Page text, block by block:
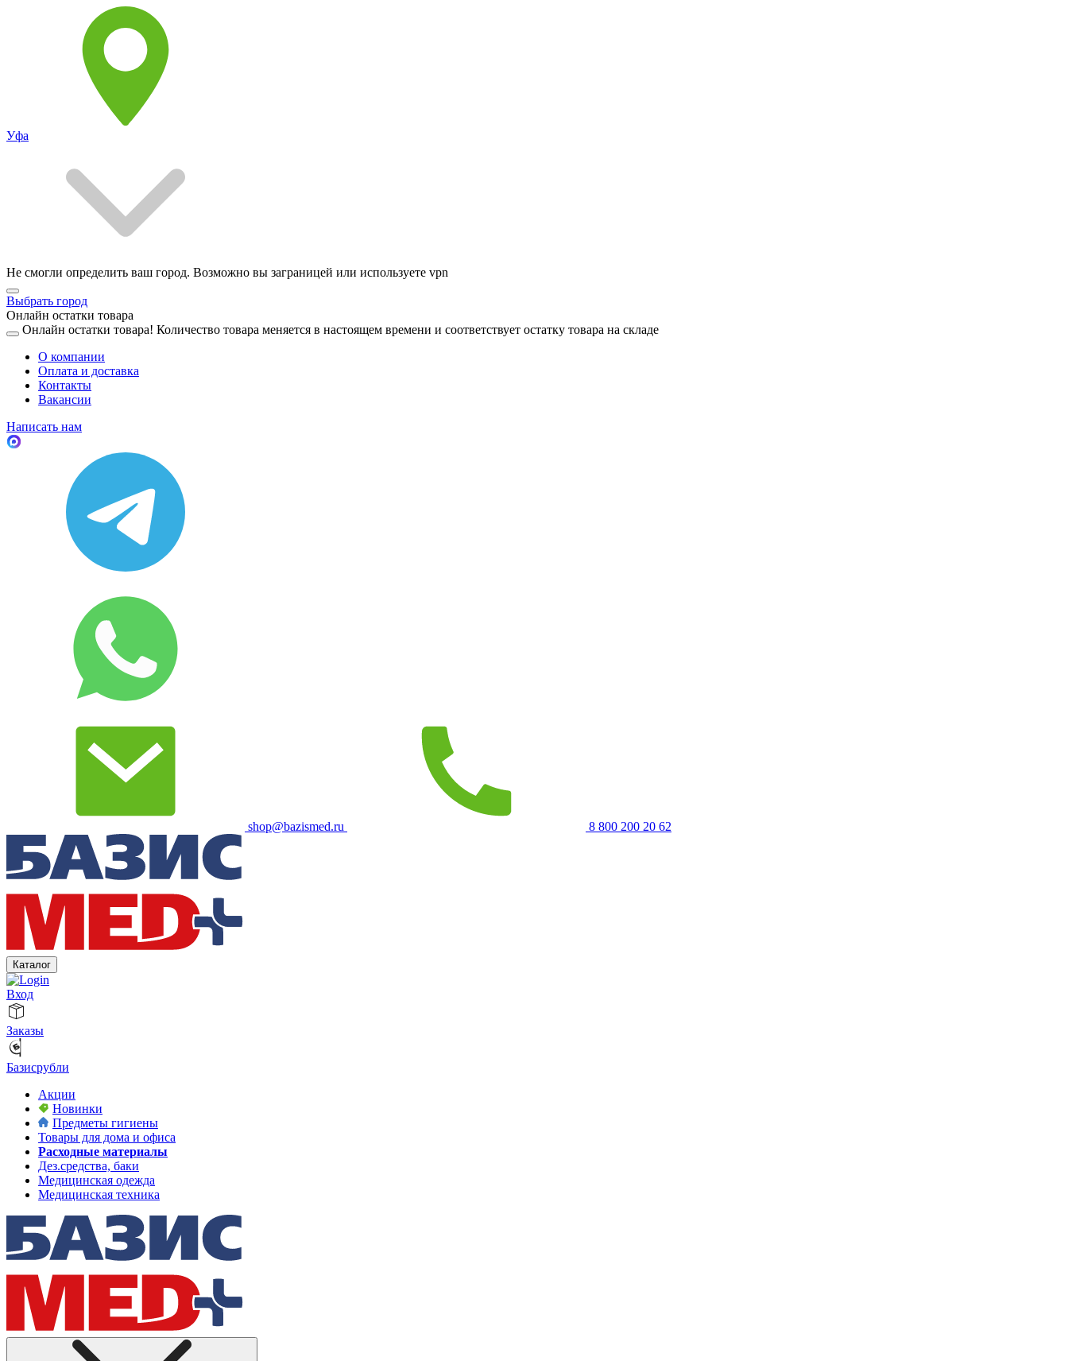
Уфа
Не смогли определить ваш город. Возможно вы заграницей или используете vpn
Выбрать город
Онлайн остатки товара
Онлайн остатки товара! Количество товара меняется в настоящем времени и соответствует остатку товара на складе
О компании
Оплата и доставка
Контакты
Вакансии
Написать нам
shop@bazismed.ru 8 800 200 20 62
Каталог
Вход
Заказы
Базисрубли
Акции
Новинки
Предметы гигиены
Товары для дома и офиса
Расходные материалы
Дез.средства, баки
Медицинская одежда
Медицинская техника